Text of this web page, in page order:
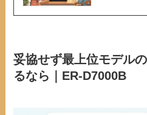
妥協せず最上位モデル
るなら｜ER-D7000B